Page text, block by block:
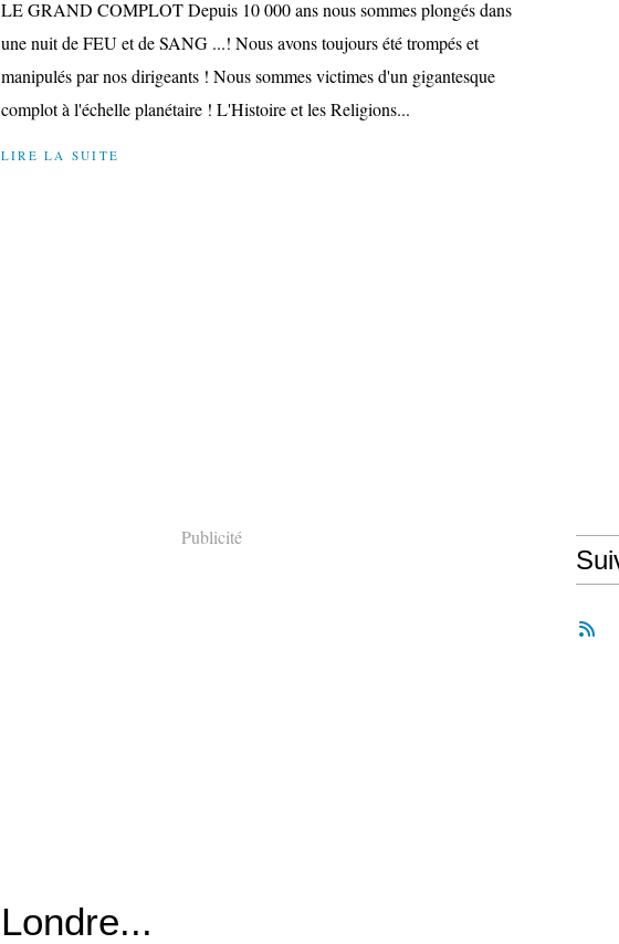
LE GRAND COMPLOT Depuis 10 000 ans nous sommes plongés dans
une nuit de FEU et de SANG ...! Nous avons toujours été trompés et
manipulés par nos dirigeants ! Nous sommes victimes d'un gigantesque
complot à l'échelle planétaire ! L'Histoire et les Religions...
LIRE LA SUITE
Publicité
Londre...